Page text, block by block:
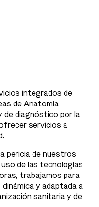
integrados de
de Anatomía
de diagnóstico por la
servicios a
pericia de nuestros
de las tecnologías
trabajamos para
y adaptada a
sanitaria y de